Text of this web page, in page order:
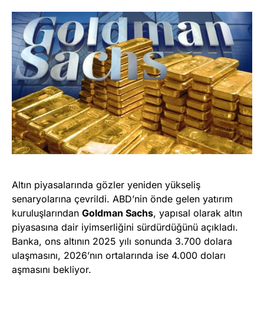
Altın piyasalarında gözler yeniden yükseliş
senaryolarına çevrildi. ABD’nin önde gelen yatırım
kuruluşlarından Goldman Sachs, yapısal olarak altın
piyasasına dair iyimserliğini sürdürdüğünü açıkladı.
Banka, ons altının 2025 yılı sonunda 3.700 dolara
ulaşmasını, 2026’nın ortalarında ise 4.000 doları
aşmasını bekliyor.